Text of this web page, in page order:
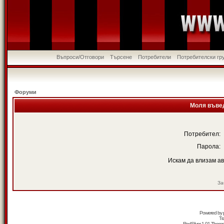
Въпроси/Отговори Търсене Потребители Потребителски
Форуми
Моля
Потребител:
Парола:
Искам да влизам
Powered by